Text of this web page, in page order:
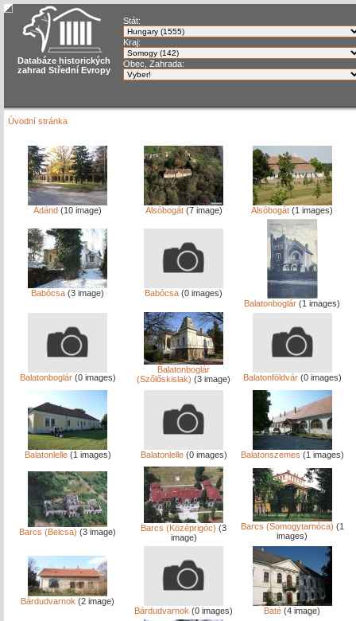
Databáze historických
zahrad Střední Evropy
Stát:
Kraj:
Obec, Zahrada:
Úvodní stránka
Ádánd (10 image) Alsóbogát(7 image) Alsóbogát (1 images)
Babócsa (3 image) Babócsa (0 images)
Balatonboglár (1 images)
Balatonboglár(0 images)
Balatonboglár
(Szőlőskislak) (3 image) Balatonföldvár(0 images)
Balatonlelle(1 images) Balatonlelle(0 images) Balatonszemes (1 images)
Barcs (Belcsa) (3 image) Barcs (Középrigóc) (3
image)
Barcs (Somogytarnóca) (1
images)
Bárdudvarnok (2 image)
Bárdudvarnok (0 images) Baté (4 image)